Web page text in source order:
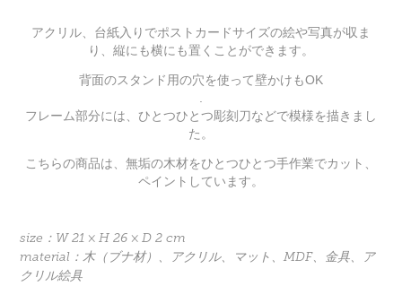
アクリル、台紙入りでポストカードサイズの絵や写真が収ま
り、縦にも横にも置くことができます。
背面のスタンド用の穴を使って壁かけもOK
フレーム部分には、ひとつひとつ彫刻刀などで模様を描きまし
た。
こちらの商品は、無垢の木材をひとつひとつ手作業でカット、
ペイントしています。
size：W 21 × H 26 × D 2 cm
material：木（ブナ材）、アクリル、マット、MDF、金具、ア
クリル絵具